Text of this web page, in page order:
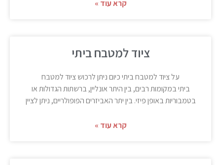
קרא עוד »
ציוד למטבח ביתי
על ציוד למטבח ביתי כיום ניתן לרכוש ציוד למטבח
ביתי במקומות רבים, בין היתר אונליין, ברשתות הגדולות או
בטמבוריות באופן פיזי. בין יתר האביזרים הפופולריים, ניתן לציין
קרא עוד »